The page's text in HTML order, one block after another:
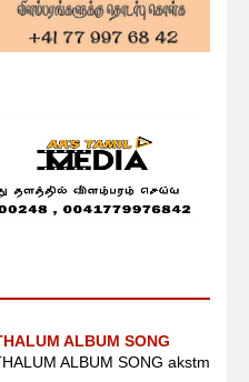
ALBUM SONG
ALBUM SONG akstm